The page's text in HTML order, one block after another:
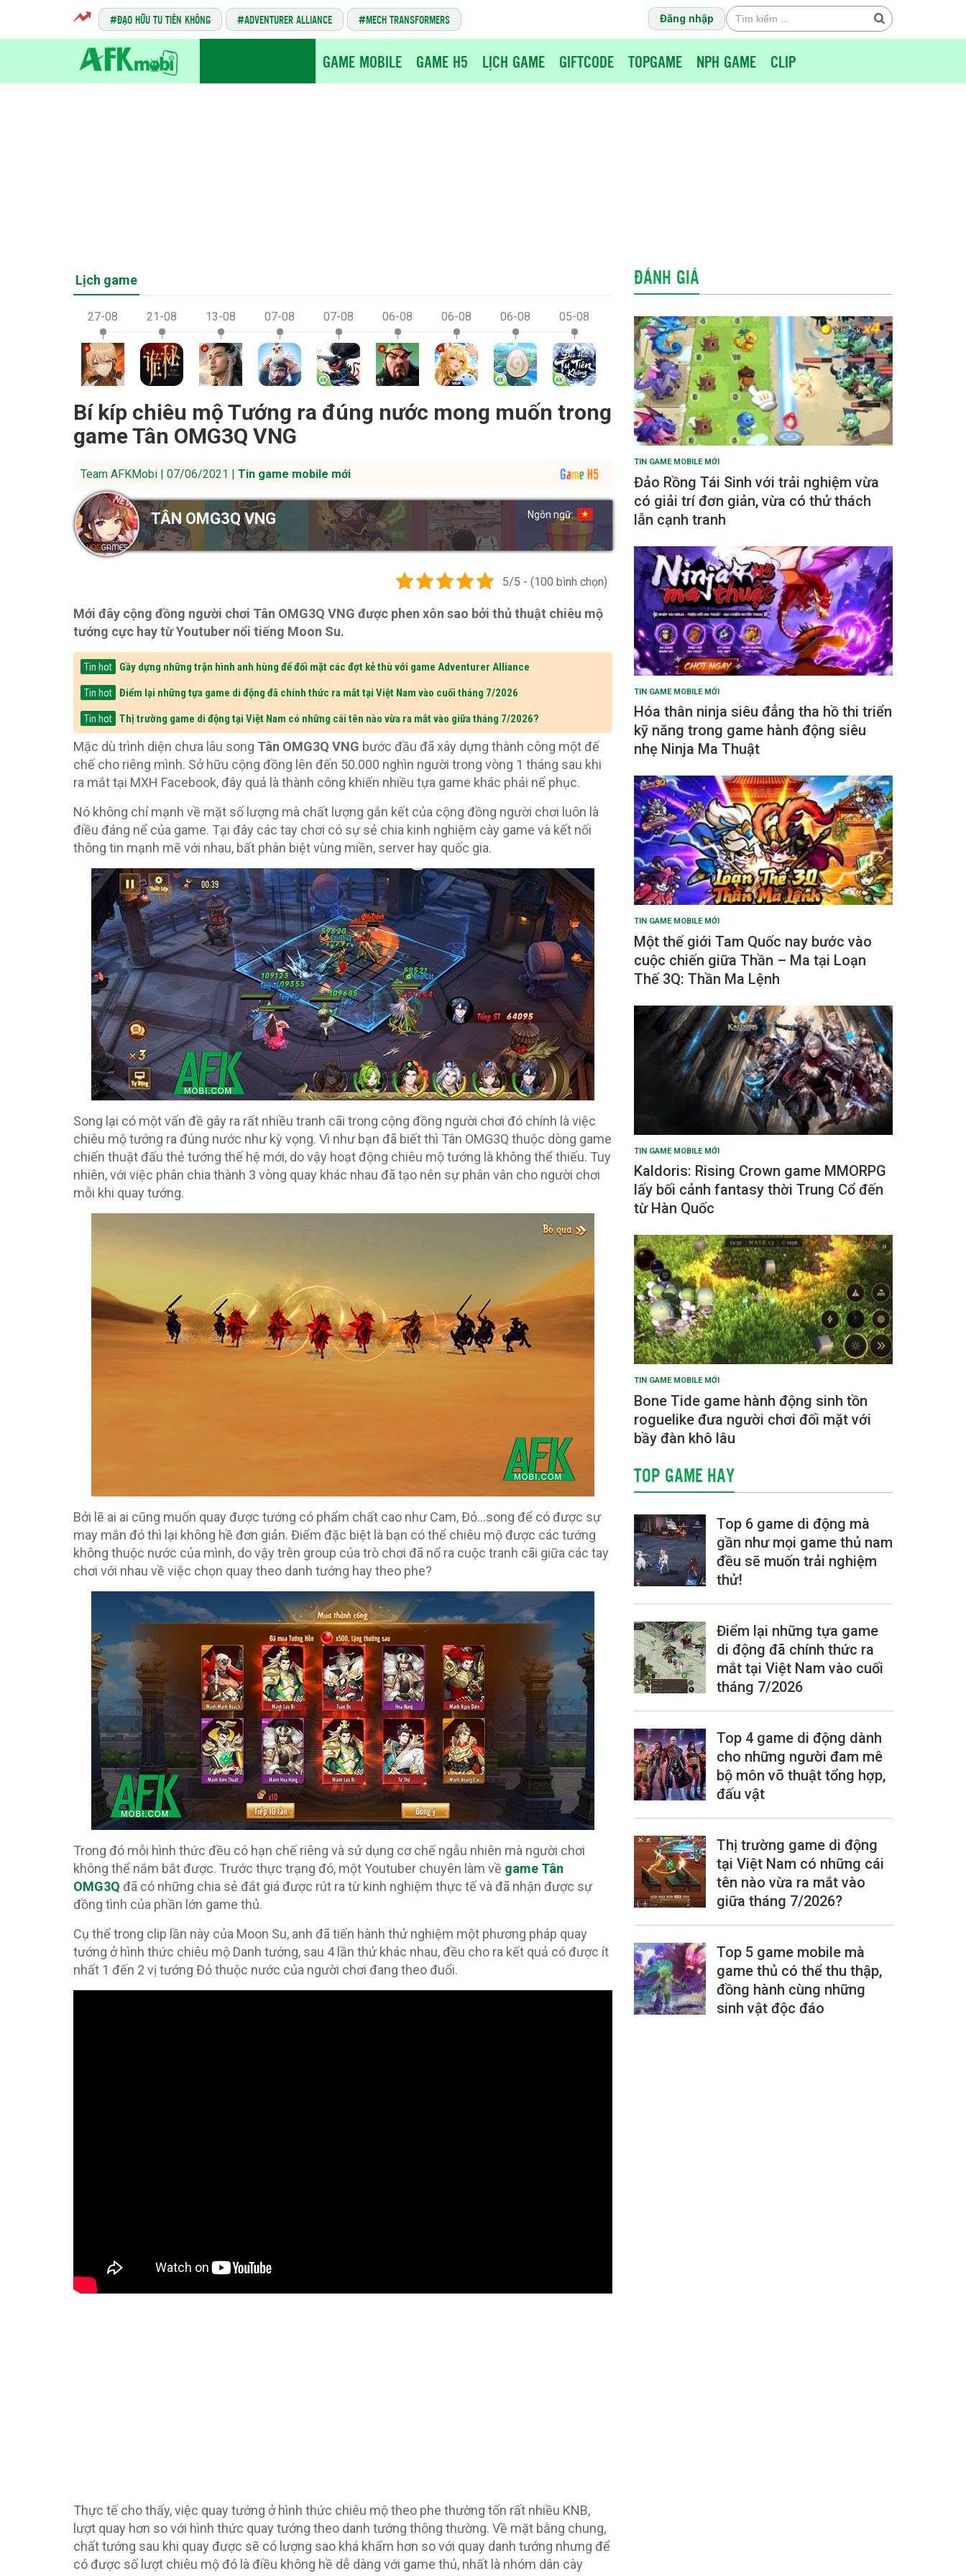
ĐẠO HỮU TU TIÊN KHÔNG ADVENTURER ALLIANCE MECH TRANSFORMERS Đăng nhập
GAME MOBILE GAME H5 LỊCH GAME GIFTCODE TOPGAME NPH GAME CLIP
Lịch game
27-08 21-08 13-08 07-08 07-08 06-08 06-08 06-08 05-08
Bí kíp chiêu mộ Tướng ra đúng nước mong muốn trong
game Tân OMG3Q VNG
Team AFKMobi | 07/06/2021 | Tin game mobile mới
TÂN OMG3Q VNG Ngôn ngữ:
5/5 - (100 bình chọn)
Mới đây cộng đồng người chơi Tân OMG3Q VNG được phen xôn sao bởi thủ thuật chiêu mộ
tướng cực hay từ Youtuber nổi tiếng Moon Su.
Tin hot Gầy dựng những trận hình anh hùng để đối mặt các đợt kẻ thù với game Adventurer Alliance
Tin hot Điểm lại những tựa game di động đã chính thức ra mắt tại Việt Nam vào cuối tháng 7/2026
Tin hot Thị trường game di động tại Việt Nam có những cái tên nào vừa ra mắt vào giữa tháng 7/2026?
Mặc dù trình diện chưa lâu song Tân OMG3Q VNG bước đầu đã xây dựng thành công một đế
chế cho riêng mình. Sở hữu cộng đồng lên đến 50.000 nghìn người trong vòng 1 tháng sau khi
ra mắt tại MXH Facebook, đây quả là thành công khiến nhiều tựa game khác phải nể phục.
Nó không chỉ mạnh về mặt số lượng mà chất lượng gắn kết của cộng đồng người chơi luôn là
điều đáng nể của game. Tại đây các tay chơi có sự sẻ chia kinh nghiệm cày game và kết nối
thông tin mạnh mẽ với nhau, bất phân biệt vùng miền, server hay quốc gia.
Song lại có một vấn đề gây ra rất nhiều tranh cãi trong cộng đồng người chơi đó chính là việc
chiêu mộ tướng ra đúng nước như kỳ vọng. Vì như bạn đã biết thì Tân OMG3Q thuộc dòng game
chiến thuật đấu thẻ tướng thế hệ mới, do vậy hoạt động chiêu mộ tướng là không thể thiếu. Tuy
nhiên, với việc phân chia thành 3 vòng quay khác nhau đã tạo nên sự phân vân cho người chơi
mỗi khi quay tướng.
Bởi lẽ ai ai cũng muốn quay được tướng có phẩm chất cao như Cam, Đỏ…song để có được sự
may mắn đó thì lại không hề đơn giản. Điểm đặc biệt là bạn có thể chiêu mộ được các tướng
không thuộc nước của mình, do vậy trên group của trò chơi đã nổ ra cuộc tranh cãi giữa các tay
chơi với nhau về việc chọn quay theo danh tướng hay theo phe?
Trong đó mỗi hình thức đều có hạn chế riêng và sử dụng cơ chế ngẫu nhiên mà người chơi
không thể nắm bắt được. Trước thực trạng đó, một Youtuber chuyên làm về game Tân
OMG3Q đã có những chia sẻ đắt giá được rút ra từ kinh nghiệm thực tế và đã nhận được sự
đồng tình của phần lớn game thủ.
Cụ thể trong clip lần này của Moon Su, anh đã tiến hành thử nghiệm một phương pháp quay
tướng ở hình thức chiêu mộ Danh tướng, sau 4 lần thử khác nhau, đều cho ra kết quả có được ít
nhất 1 đến 2 vị tướng Đỏ thuộc nước của người chơi đang theo đuổi.
Thực tế cho thấy, việc quay tướng ở hình thức chiêu mộ theo phe thường tốn rất nhiều KNB,
lượt quay hơn so với hình thức quay tướng theo danh tướng thông thường. Về mặt bằng chung,
chất tướng sau khi quay được sẽ có lượng sao khá khẩm hơn so với quay danh tướng nhưng để
có được số lượt chiêu mộ đó là điều không hề dễ dàng với game thủ, nhất là nhóm dân cày
ĐÁNH GIÁ
TIN GAME MOBILE MỚI
Đảo Rồng Tái Sinh với trải nghiệm vừa
có giải trí đơn giản, vừa có thử thách
lẫn cạnh tranh
TIN GAME MOBILE MỚI
Hóa thân ninja siêu đẳng tha hồ thi triển
kỹ năng trong game hành động siêu
nhẹ Ninja Ma Thuật
TIN GAME MOBILE MỚI
Một thế giới Tam Quốc nay bước vào
cuộc chiến giữa Thần – Ma tại Loạn
Thế 3Q: Thần Ma Lệnh
TIN GAME MOBILE MỚI
Kaldoris: Rising Crown game MMORPG
lấy bối cảnh fantasy thời Trung Cổ đến
từ Hàn Quốc
TIN GAME MOBILE MỚI
Bone Tide game hành động sinh tồn
roguelike đưa người chơi đối mặt với
bầy đàn khô lâu
TOP GAME HAY
Top 6 game di động mà
gần như mọi game thủ nam
đều sẽ muốn trải nghiệm
thử!
Điểm lại những tựa game
di động đã chính thức ra
mắt tại Việt Nam vào cuối
tháng 7/2026
Top 4 game di động dành
cho những người đam mê
bộ môn võ thuật tổng hợp,
đấu vật
Thị trường game di động
tại Việt Nam có những cái
tên nào vừa ra mắt vào
giữa tháng 7/2026?
Top 5 game mobile mà
game thủ có thể thu thập,
đồng hành cùng những
sinh vật độc đáo